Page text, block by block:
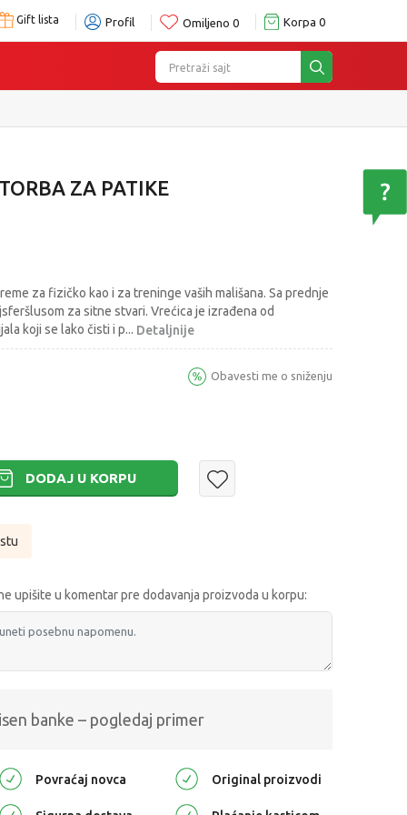
Gift lista Profil Omiljeno 0 Korpa 0
Pretraži sajt
ZA PATIKE
za fizičko kao i za treninge vaših mališana. Sa prednje
za sitne stvari. Vrećica je izrađena od
koji se lako čisti i p... Detaljnije
Obavesti me o sniženju
DODAJ U KORPU
upišite u komentar pre dodavanja proizvoda u korpu:
banke – pogledaj primer
Povraćaj novca Original proizvodi